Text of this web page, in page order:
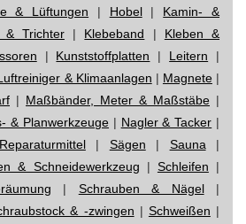
& Lüftungen | Hobel| Kamin- &
& Trichter| Klebeband | Kleben &
| Kunststoffplatten | Leitern |
& Klimaanlagen | Magnete|
| Maßbänder, Meter & Maßstäbe |
& Planwerkzeuge | Nagler & Tacker |
Reparaturmittel| Sägen | Sauna |
& Schneidewerkzeug | Schleifen |
| Schrauben & Nägel|
& -zwingen | Schweißen |